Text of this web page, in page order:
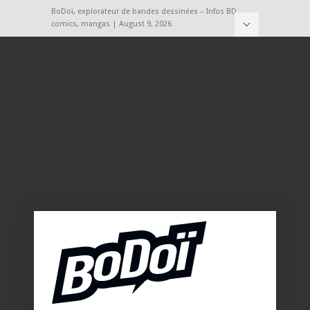
BoDoï, explorateur de bandes dessinées – Infos BD,
comics, mangas | August 9, 2026